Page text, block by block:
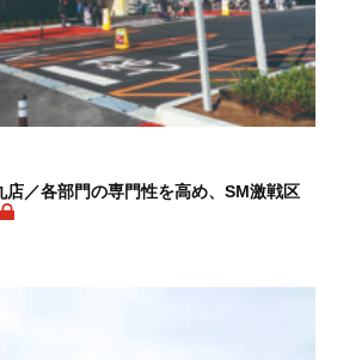
店／各部門の専門性を高め、SM激戦区